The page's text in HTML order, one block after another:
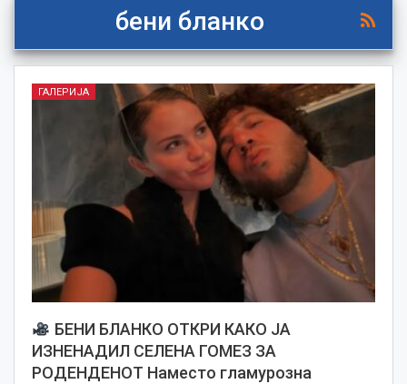
бени бланко
ГАЛЕРИЈА
БЕНИ БЛАНКО ОТКРИ КАКО ЈА
ИЗНЕНАДИЛ СЕЛЕНА ГОМЕЗ ЗА
РОДЕНДЕНОТ Наместо гламурозна